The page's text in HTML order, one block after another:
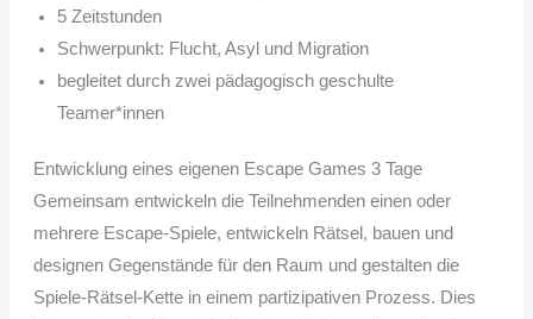
5 Zeitstunden
Schwerpunkt: Flucht, Asyl und Migration
begleitet durch zwei pädagogisch geschulte
Teamer*innen
Entwicklung eines eigenen Escape Games 3 Tage
Gemeinsam entwickeln die Teilnehmenden einen oder
mehrere Escape-Spiele, entwickeln Rätsel, bauen und
designen Gegenstände für den Raum und gestalten die
Spiele-Rätsel-Kette in einem partizipativen Prozess. Dies